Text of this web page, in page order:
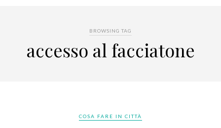
BROWSING TAG
accesso al facciatone
COSA FARE IN CITTÀ